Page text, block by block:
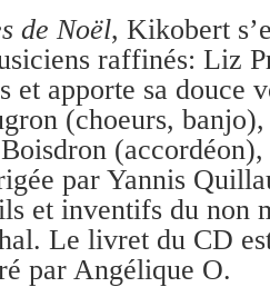
de Noël, Kikobert
raffinés: Liz
et apporte sa douce
(choeurs,
par Yannis
et inventifs du non
Le livret du CD
par Angélique O.